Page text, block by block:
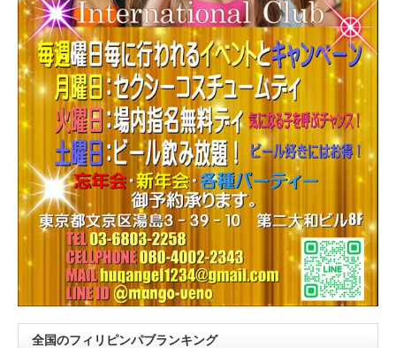
全国のフィリピンパブランキング